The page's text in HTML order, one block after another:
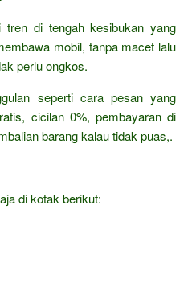
tren di tengah kesibukan yang
mobil, tanpa macet lalu
perlu ongkos.
seperti cara pesan yang
cicilan 0%, pembayaran di
barang kalau tidak puas,.
di kotak berikut: